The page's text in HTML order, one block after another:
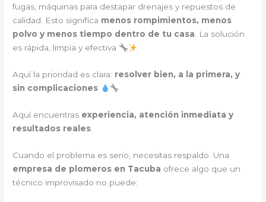
fugas, máquinas para destapar drenajes y repuestos de
calidad. Esto significa menos rompimientos, menos
polvo y menos tiempo dentro de tu casa. La solución
es rápida, limpia y efectiva
.
Aquí la prioridad es clara: resolver bien, a la primera, y
sin complicaciones
Aquí encuentras experiencia, atención inmediata y
resultados reales
Cuando el problema es serio, necesitas respaldo. Una
empresa de plomeros en Tacuba ofrece algo que un
técnico improvisado no puede: